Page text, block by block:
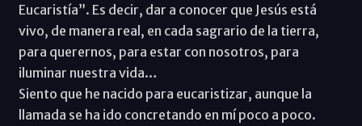
Eucaristía”. Es decir, dar a conocer que Jesús está
vivo, de manera real, en cada sagrario de la tierra,
para querernos, para estar con nosotros, para
iluminar nuestra vida…
Siento que he nacido para eucaristizar, aunque la
llamada se ha ido concretando en mí poco a poco.